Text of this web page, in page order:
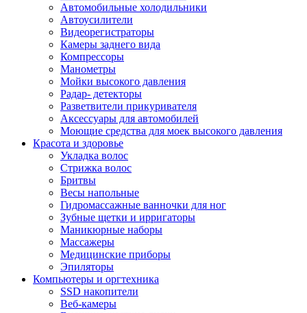
Автомобильные холодильники
Автоусилители
Видеорегистраторы
Камеры заднего вида
Компрессоры
Манометры
Мойки высокого давления
Радар- детекторы
Разветвители прикуривателя
Аксессуары для автомобилей
Моющие средства для моек высокого давления
Красота и здоровье
Укладка волос
Стрижка волос
Бритвы
Весы напольные
Гидромассажные ванночки для ног
Зубные щетки и ирригаторы
Маникюрные наборы
Массажеры
Медицинские приборы
Эпиляторы
Компьютеры и оргтехника
SSD накопители
Веб-камеры